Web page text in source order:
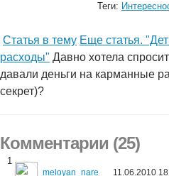
Теги:
Статья в тему Еще статья.
расходы" Давно хотела
давали деньги на карманные
секрет)?
Комментарии (25)
1
meloyan_nare 11.06.2010